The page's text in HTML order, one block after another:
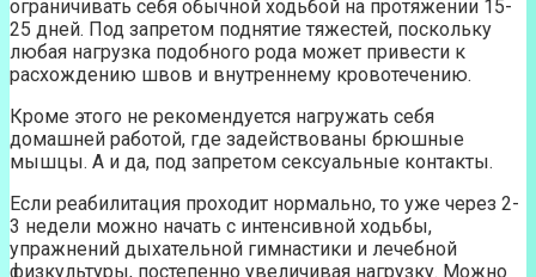
ограничивать себя обычной ходьбой на протяжении 15-
25 дней. Под запретом поднятие тяжестей, поскольку
любая нагрузка подобного рода может привести к
расхождению швов и внутреннему кровотечению.
Кроме этого не рекомендуется нагружать себя
домашней работой, где задействованы брюшные
мышцы. А и да, под запретом сексуальные контакты.
Если реабилитация проходит нормально, то уже через 2-
3 недели можно начать с интенсивной ходьбы,
упражнений дыхательной гимнастики и лечебной
физкультуры, постепенно увеличивая нагрузку. Можно